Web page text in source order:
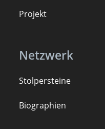
Projekt
Netzwerk
Stolpersteine
Biographien